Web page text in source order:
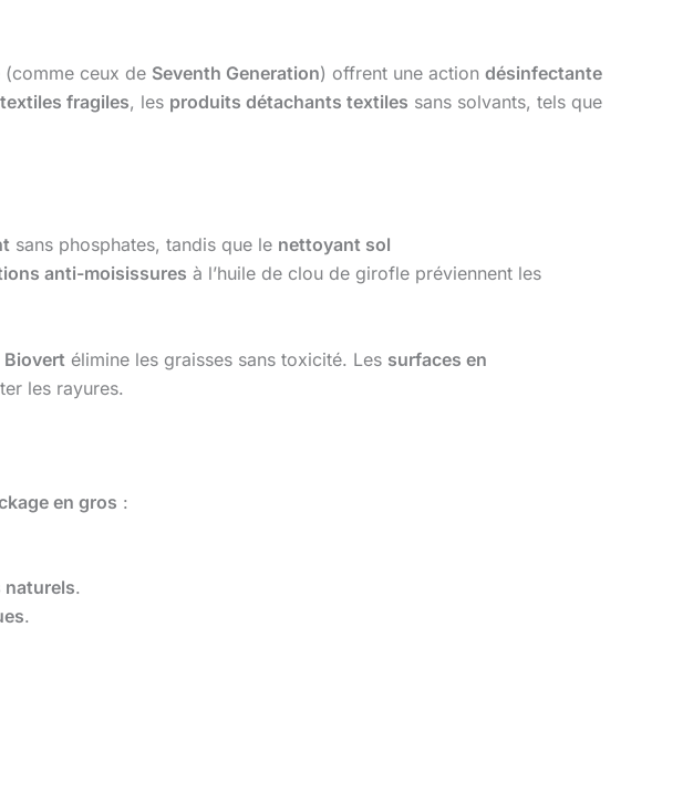
(comme ceux de Seventh Generation) offrent une action désinfectante
textiles fragiles, les produits détachants textiles sans solvants, tels que
sans phosphates, tandis que le nettoyant sol
anti-moisissures à l’huile de clou de girofle préviennent les
Biovert élimine les graisses sans toxicité. Les surfaces en
les rayures.
en gros :
.
.